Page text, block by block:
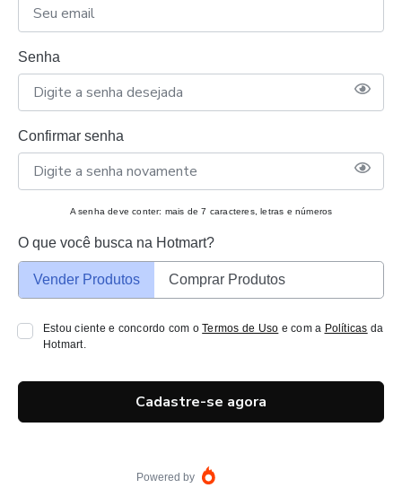
Senha
Confirmar senha
A senha deve conter: mais de 7 caracteres, letras e números
O que você busca na Hotmart?
Vender Produtos Comprar Produtos
Estou ciente e concordo com oTermos de Uso e com a Políticas da
Hotmart.
Cadastre-se agora
Powered by